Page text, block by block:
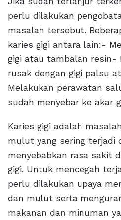
perlu dilakukan
masalah tersebut.
karies gigi antara lain:-
gigi atau tambalan resin-
rusak dengan gigi palsu
Melakukan perawatan
sudah menyebar ke akar
Karies gigi adalah
mulut yang sering terjadi
menyebabkan rasa sakit
gigi. Untuk mencegah
perlu dilakukan upaya
dan mulut serta
makanan dan minuman